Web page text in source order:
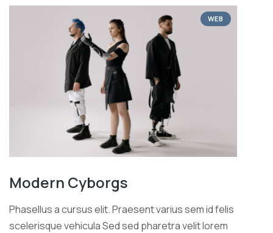
WEB
Modern Cyborgs
Phasellus a cursus elit. Praesent varius sem id felis
scelerisque vehicula Sed sed pharetra velit lorem